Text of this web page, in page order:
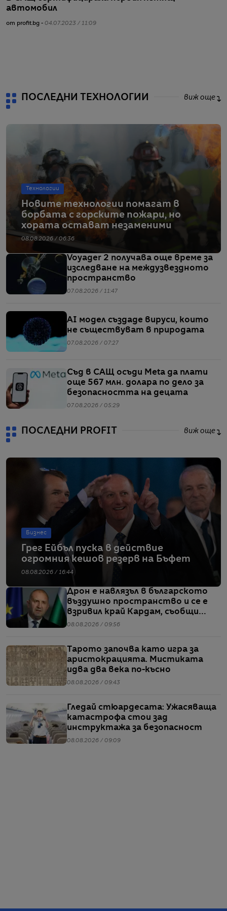
автомобил
от profit.bg - 04.07.2023 / 11:09
ПОСЛЕДНИ ТЕХНОЛОГИИ виж още
Технологии
Новите технологии помагат в
борбата с горските пожари, но
хората остават незаменими
08.08.2026 / 06:36
Voyager 2 получава още време за
изследване на междузвездното
пространство
07.08.2026 / 11:47
AI модел създаде вируси, които
не съществуват в природата
07.08.2026 / 07:27
Съд в САЩ осъди Meta да плати
още 567 млн. долара по дело за
безопасността на децата
07.08.2026 / 05:29
ПОСЛЕДНИ PROFIT виж още
Бизнес
Грег Ейбъл пуска в действие
огромния кешов резерв на Бъфет
08.08.2026 / 16:44
Дрон е навлязъл в българското
въздушно пространство и се е
взривил край Кардам, съобщи
Радев
08.08.2026 / 09:56
Тарото започва като игра за
аристокрацията. Мистиката
идва два века по-късно
08.08.2026 / 09:43
Гледай стюардесата: Ужасяваща
катастрофа стои зад
инструктажа за безопасност
08.08.2026 / 09:09